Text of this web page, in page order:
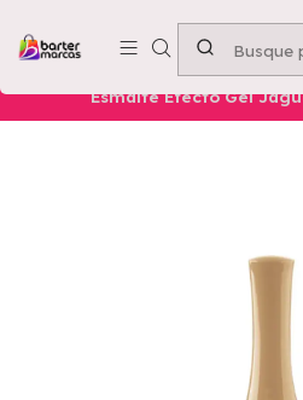
Emprende con nosotros -
Nuestros Productos
Esmalte Efecto Gel